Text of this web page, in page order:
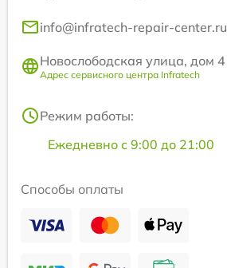
info@infratech-repair-center.ru
Новослободская улица, дом 4
Адрес сервисного центра Infratech
Режим работы:
Ежедневно с 9:00 до 21:00
Способы оплаты